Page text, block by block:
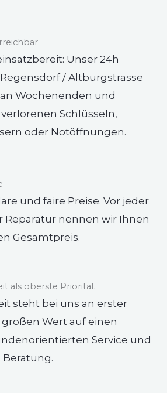
Unser 24h
/ Altburgstrasse
Wochenenden und
Schlüsseln,
oder Notöffnungen.
und faire Preise. Vor jeder
nennen wir Ihnen
Gesamtpreis.
als oberste Priorität
steht bei uns an erster
Wert auf einen
Service und